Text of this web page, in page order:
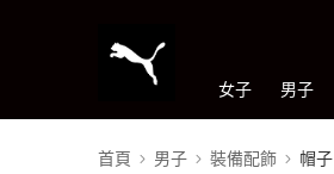
女子 男子
首頁 男子 裝備配飾 帽子